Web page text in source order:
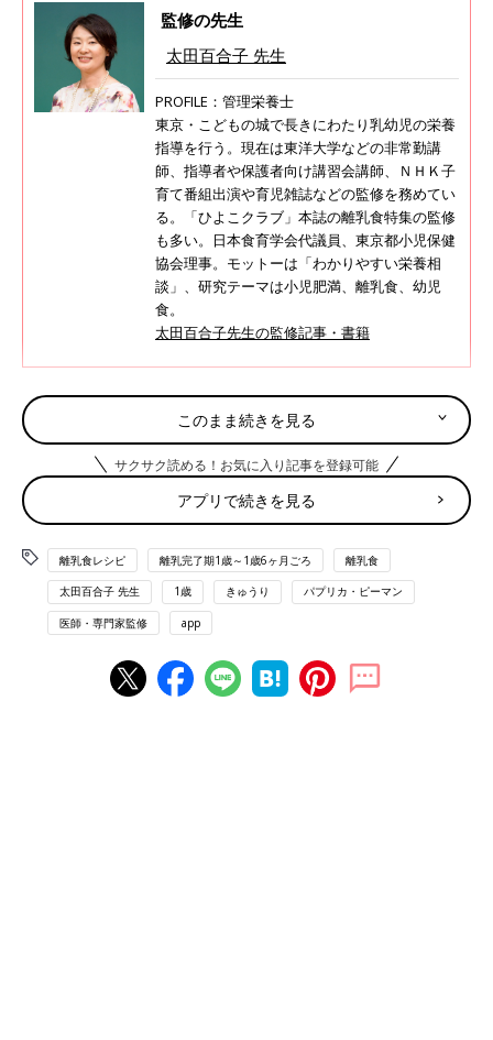
監修の先生
太田百合子 先生
PROFILE：管理栄養士
東京・こどもの城で長きにわたり乳幼児の栄養
指導を行う。現在は東洋大学などの非常勤講
師、指導者や保護者向け講習会講師、ＮＨＫ子
育て番組出演や育児雑誌などの監修を務めてい
る。「ひよこクラブ」本誌の離乳食特集の監修
も多い。日本食育学会代議員、東京都小児保健
協会理事。モットーは「わかりやすい栄養相
談」、研究テーマは小児肥満、離乳食、幼児
食。
太田百合子先生の監修記事・書籍
調理前にお読みください＜離乳食のお約束＞
離乳食の「下ごしらえ」の方法はここから確認してください
きゅうりとピーマンのおかか炒め レシピ
離乳完了期 1才～1才6カ月ごろから使える「きゅうりとピーマン
のおかか炒め 」のレシピをご紹介。
このまま続きを見る
サクサク読める！お気に入り記事を登録可能
アプリで続きを見る
離乳食レシピ 離乳完了期1歳～1歳6ヶ月ごろ 離乳食
太田百合子 先生 1歳 きゅうり パプリカ・ピーマン
医師・専門家監修 app